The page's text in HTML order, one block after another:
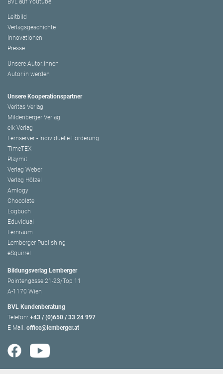
BVL auf Youtube
Leitbild
Verlagsgeschichte
Innovationen
Presse
Unsere Autor:innen
Autor:in werden
Unsere Kooperationspartner
Veritas Verlag
Mildenberger Verlag
elk Verlag
Lernserver - Individuelle Förderung
TimeTEX
Playmit
Verlag Weber
Verlag Hölzel
Amlogy
Chocolate
Logbuch
Eduvidual
Lernraum
Lemberger Publishing
eSquirrel
Bildungsverlag Lemberger
Pointengasse 21-23/Top 11
A-1170 Wien
BVL Kundenberatung
Telefon: +43 / (0)650 / 33 24 997
E-Mail: office@lemberger.at